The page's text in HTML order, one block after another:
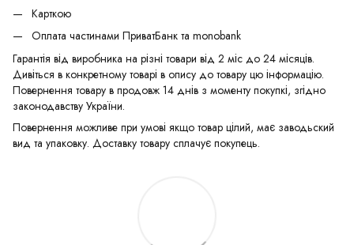
Карткою
Оплата частинами ПриватБанк та monobank
Гарантія від виробника на різні товари від 2 міс до 24 місяців.
Дивіться в конкретному товарі в опису до товару цю інформацію.
Повернення товару в продовж 14 днів з моменту покупкі, згідно
законодавству України.
Повернення можливе при умові якщо товар цілий, має заводьский
вид та упаковку. Доставку товару сплачує покупець.